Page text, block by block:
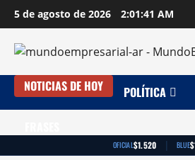
Saltar
al
contenido
5 de agosto de 2026 2:01:42 AM
NOTICIAS DE HOY POLÍTICA
OFICIAL$1.520 | BLUE